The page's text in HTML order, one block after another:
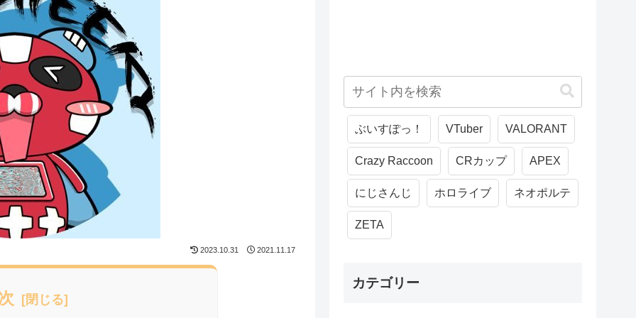
2023.10.31 2021.11.17
ぶいすぽっ！ VTuber VALORANT
Crazy Raccoon CRカップ APEX
にじさんじ ホロライブ ネオポルテ
ZETA
カテゴリー